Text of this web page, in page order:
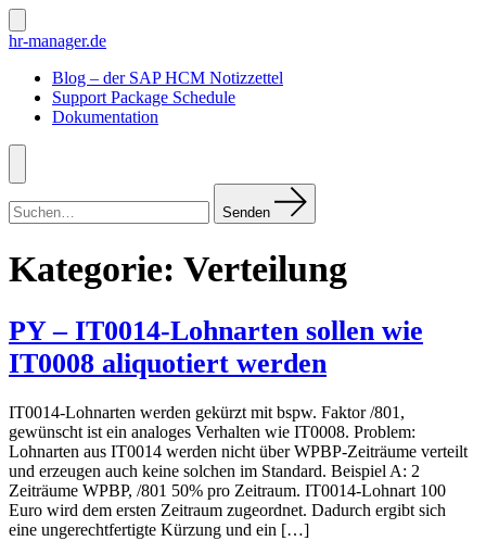
Zum
Inhalt
Suche
ein-/ausblenden
hr-manager.de
Blog – der SAP HCM Notizzettel
Support Package Schedule
Dokumentation
Menü
nach:
Senden
Kategorie: Verteilung
PY – IT0014-Lohnarten sollen wie
IT0008 aliquotiert werden
IT0014-Lohnarten werden gekürzt mit bspw. Faktor /801,
gewünscht ist ein analoges Verhalten wie IT0008. Problem:
Lohnarten aus IT0014 werden nicht über WPBP-Zeiträume verteilt
und erzeugen auch keine solchen im Standard. Beispiel A: 2
Zeiträume WPBP, /801 50% pro Zeitraum. IT0014-Lohnart 100
Euro wird dem ersten Zeitraum zugeordnet. Dadurch ergibt sich
eine ungerechtfertigte Kürzung und ein […]